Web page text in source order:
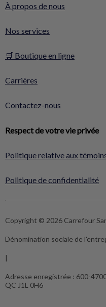
À propos de nous
Nos services
🛒 Boutique en ligne
Carrières
Contactez-nous
Respect de votre vie privée
Politique relative aux
Politique de confidentialité
Copyright © 2026 Carrefour
Dénomination sociale de
|
Adresse enregistrée : 600-
QC J1L 0H6